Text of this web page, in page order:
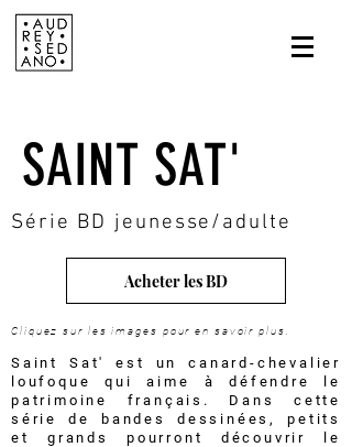
SAINT SAT'
Série BD jeunesse/adulte
Acheter les BD
Cliquez sur les images pour en savoir plus.
Saint Sat' est un canard-chevalier
loufoque qui aime à défendre le
patrimoine français. Dans cette
série de bandes dessinées, petits
et grands pourront découvrir le